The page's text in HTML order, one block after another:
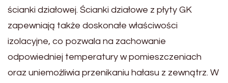
ścianki działowej. Ścianki działowe z płyty GK
zapewniają także doskonałe właściwości
izolacyjne, co pozwala na zachowanie
odpowiedniej temperatury w pomieszczeniach
oraz uniemożliwia przenikaniu hałasu z zewnątrz. W